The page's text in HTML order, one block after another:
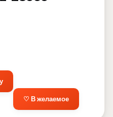
♡ В желаемое